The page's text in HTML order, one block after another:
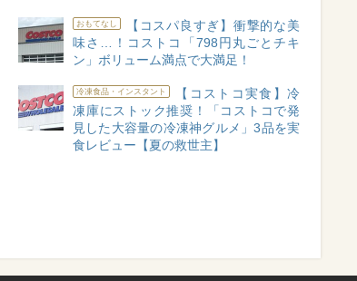
おもてなし
【コスパ良すぎ】衝撃的な美
味さ…！コストコ「798円丸ごとチキ
ン」ボリューム満点で大満足！
冷凍食品・インスタント
【コストコ実食】冷
凍庫にストック推奨！「コストコで発
見した大容量の冷凍神グルメ」3品を実
食レビュー【夏の救世主】